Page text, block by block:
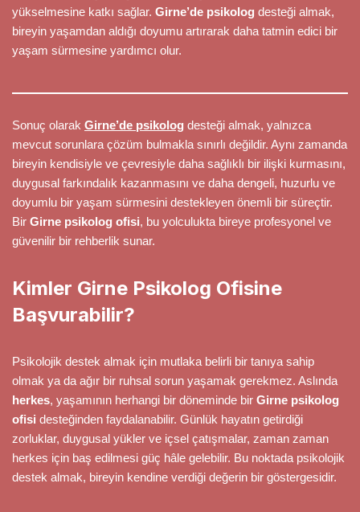
yükselmesine katkı sağlar. Girne’de psikolog desteği almak,
bireyin yaşamdan aldığı doyumu artırarak daha tatmin edici bir
yaşam sürmesine yardımcı olur.
Sonuç olarak Girne’de psikolog desteği almak, yalnızca
mevcut sorunlara çözüm bulmakla sınırlı değildir. Aynı zamanda
bireyin kendisiyle ve çevresiyle daha sağlıklı bir ilişki kurmasını,
duygusal farkındalık kazanmasını ve daha dengeli, huzurlu ve
doyumlu bir yaşam sürmesini destekleyen önemli bir süreçtir.
Bir Girne psikolog ofisi, bu yolculukta bireye profesyonel ve
güvenilir bir rehberlik sunar.
Kimler Girne Psikolog Ofisine
Başvurabilir?
Psikolojik destek almak için mutlaka belirli bir tanıya sahip
olmak ya da ağır bir ruhsal sorun yaşamak gerekmez. Aslında
herkes, yaşamının herhangi bir döneminde bir Girne psikolog
ofisi desteğinden faydalanabilir. Günlük hayatın getirdiği
zorluklar, duygusal yükler ve içsel çatışmalar, zaman zaman
herkes için baş edilmesi güç hâle gelebilir. Bu noktada psikolojik
destek almak, bireyin kendine verdiği değerin bir göstergesidir.